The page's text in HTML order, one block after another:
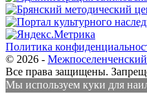
Политика
© 2026 -
Все права защищены.
Мы используем куки для